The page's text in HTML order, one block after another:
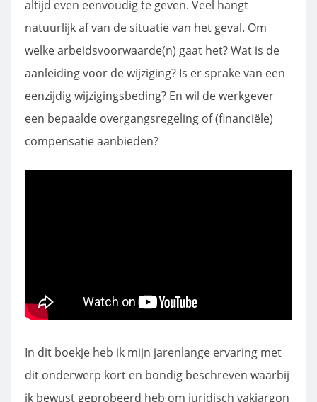
altijd even eenvoudig te geven. Veel hangt
natuurlijk af van de situatie van het geval. Om
welke arbeidsvoorwaarde(n) gaat het? Wat is de
aanleiding voor de wijziging? Is er sprake van een
eenzijdig wijzigingsbeding? En wil de werkgever
een bepaalde overgangsregeling of (financiële)
compensatie aanbieden?
In dit boekje heb ik mijn jarenlange ervaring met
dit onderwerp kort en bondig beschreven waarbij
ik bewust geprobeerd heb om juridisch vakjargon